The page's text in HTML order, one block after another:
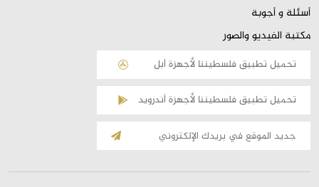
أسئلة و أجوبة
مكتبة الفيديو والصور
تحميل تطبيق فلسطيننا لأجهزة أبل
تحميل تطبيق فلسطيننا لأجهزة أندرويد